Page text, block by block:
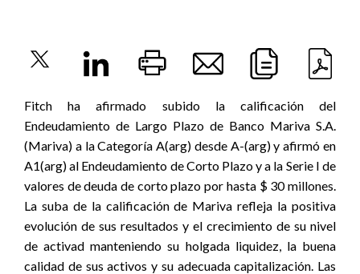
Fitch ha afirmado subido la calificación del
Endeudamiento de Largo Plazo de Banco Mariva S.A.
(Mariva) a la Categoría A(arg) desde A-(arg) y afirmó en
A1(arg) al Endeudamiento de Corto Plazo y a la Serie I de
valores de deuda de corto plazo por hasta $ 30 millones.
La suba de la calificación de Mariva refleja la positiva
evolución de sus resultados y el crecimiento de su nivel
de activad manteniendo su holgada liquidez, la buena
calidad de sus activos y su adecuada capitalización. Las